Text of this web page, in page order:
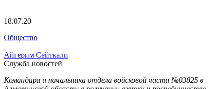
18.07.20
Общество
Айгерим Сейткали
Служба новостей
Командира и начальника отдела войсковой части №03825 в